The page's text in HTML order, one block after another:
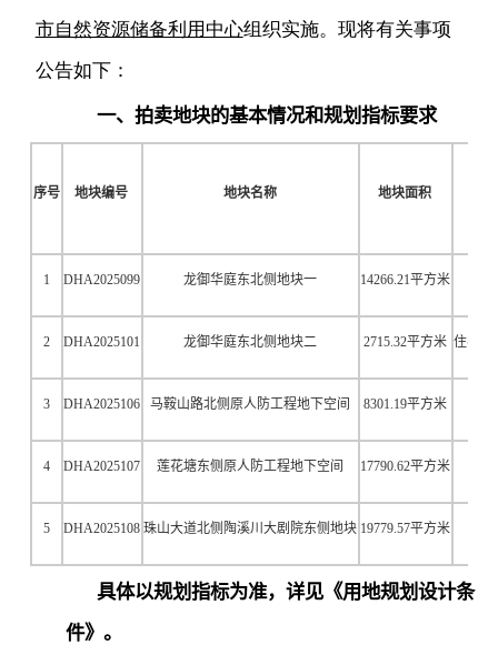
市自然资源储备利用中心组织实施。现将有关事项
公告如下：
一、拍卖地块的基本情况和规划指标要求
序号 地块编号 地块名称 地块面积
1 DHA2025099 龙御华庭东北侧地块一 14266.21平方米
2 DHA2025101 龙御华庭东北侧地块二 2715.32平方米 住宅用
3 DHA2025106 马鞍山路北侧原人防工程地下空间 8301.19平方米
4 DHA2025107 莲花塘东侧原人防工程地下空间 17790.62平方米
5 DHA2025108 珠山大道北侧陶溪川大剧院东侧地块 19779.57平方米
具体以规划指标为准，详见《用地规划设计条
件》。